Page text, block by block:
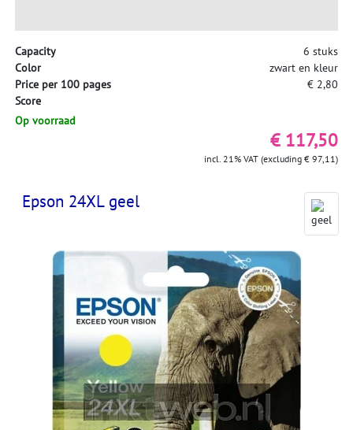
Capacity
6 stuks
Color
zwart en kleur
Price per 100 pages
€ 2,80
Score
Op voorraad
€ 117,50
incl. 21% VAT (excluding € 97,11)
Epson 24XL geel